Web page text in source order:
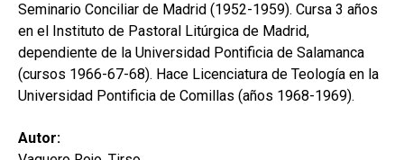
Seminario Conciliar de Madrid (1952-1959). Cursa 3 años
en el Instituto de Pastoral Litúrgica de Madrid,
dependiente de la Universidad Pontificia de Salamanca
(cursos 1966-67-68). Hace Licenciatura de Teología en la
Universidad Pontificia de Comillas (años 1968-1969).
Autor: